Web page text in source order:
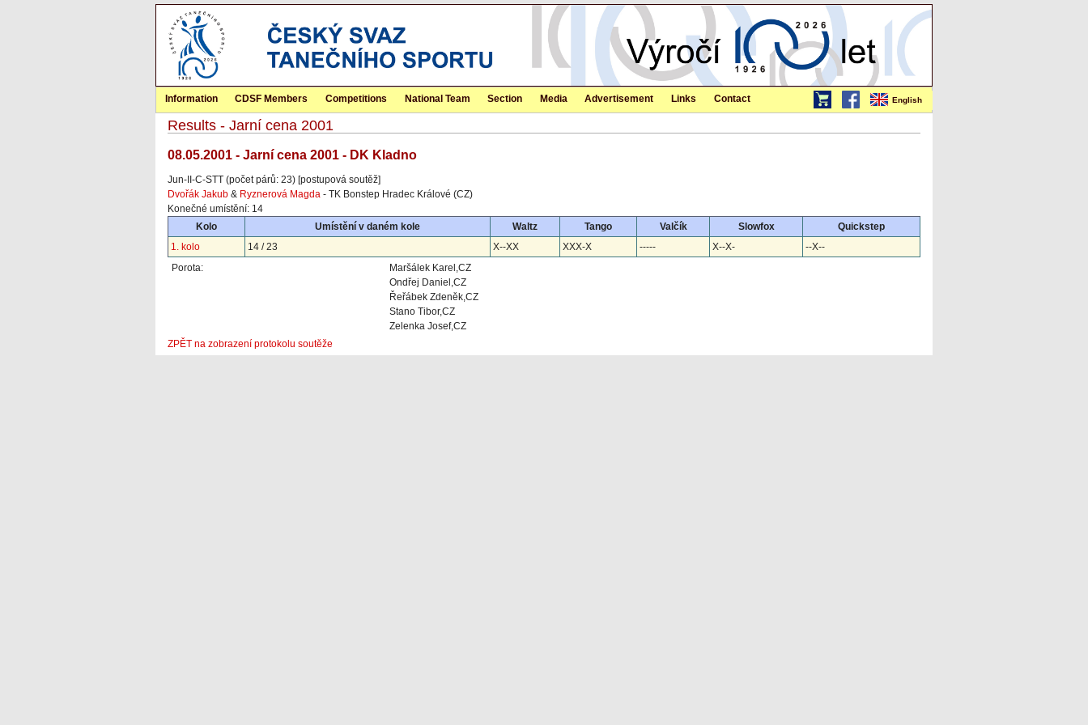
English
Information CDSF Members Competitions National Team Section Media Advertisement Links Contact
Results - Jarní cena 2001
08.05.2001 - Jarní cena 2001 - DK Kladno
Jun-II-C-STT (počet párů: 23) [postupová soutěž]
Dvořák Jakub & Ryznerová Magda - TK Bonstep Hradec Králové (CZ)
Konečné umístění: 14
Kolo
Umístění v daném kole Waltz Tango Valčík Slowfox
Quickstep
1. kolo
14 / 23 X--XX XXX-X ----- X--X-
--X--
Porota:
Maršálek Karel,CZ
Ondřej Daniel,CZ
Řeřábek Zdeněk,CZ
Stano Tibor,CZ
Zelenka Josef,CZ
ZPĚT na zobrazení protokolu soutěže